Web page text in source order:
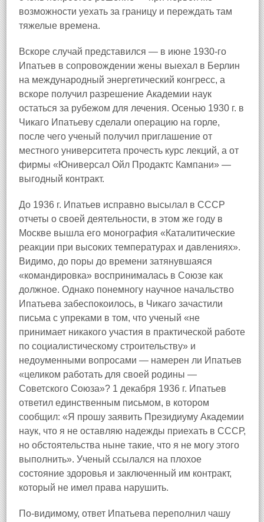
возможности уехать за границу и переждать там
тяжелые времена.
Вскоре случай представился — в июне 1930-го
Ипатьев в сопровождении жены выехал в Берлин
на международный энергетический конгресс, а
вскоре получил разрешение Академии наук
остаться за рубежом для лечения. Осенью 1930 г. в
Чикаго Ипатьеву сделали операцию на горле,
после чего ученый получил приглашение от
местного университета прочесть курс лекций, а от
фирмы «Юниверсал Ойл Продактс Кампани» —
выгодный контракт.
До 1936 г. Ипатьев исправно высылал в СССР
отчеты о своей деятельности, в этом же году в
Москве вышла его монография «Каталитические
реакции при высоких температурах и давлениях».
Видимо, до поры до времени затянувшаяся
«командировка» воспринималась в Союзе как
должное. Однако понемногу научное начальство
Ипатьева забеспокоилось, в Чикаго зачастили
письма с упреками в том, что ученый «не
принимает никакого участия в практической работе
по социалистическому строительству» и
недоуменными вопросами — намерен ли Ипатьев
«целиком работать для своей родины —
Советского Союза»? 1 декабря 1936 г. Ипатьев
ответил единственным письмом, в котором
сообщил: «Я прошу заявить Президиуму Академии
наук, что я не оставляю надежды приехать в СССР,
но обстоятельства ныне такие, что я не могу этого
выполнить». Ученый ссылался на плохое
состояние здоровья и заключенный им контракт,
который не имел права нарушить.
По-видимому, ответ Ипатьева переполнил чашу